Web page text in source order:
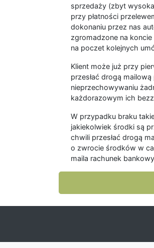
sprzedaży (zbyt
przy płatności
dokonaniu przez nas
zgromadzone na
na poczet kolejnych
Klient może już przy
przesłać drogą
nieprzechowywaniu
każdorazowym ich
W przypadku braku
jakiekolwiek środki są
chwili przesłać drogą
o zwrocie środków w
maila rachunek